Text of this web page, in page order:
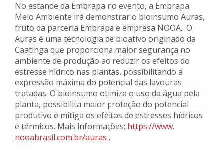
No estande da Embrapa no evento, a Embrapa
Meio Ambiente irá demonstrar o bioinsumo Auras,
fruto da parceria Embrapa e empresa NOOA. O
Auras é uma tecnologia de bioativo originado da
Caatinga que proporciona maior segurança no
ambiente de produção ao reduzir os efeitos do
estresse hídrico nas plantas, possibilitando a
expressão máxima do potencial das lavouras
tratadas. O bioinsumo otimiza o uso da água pela
planta, possibilita maior proteção do potencial
produtivo e mitiga os efeitos de estresses hídricos
e térmicos. Mais informações: https://www.
nooabrasil.com.br/auras .